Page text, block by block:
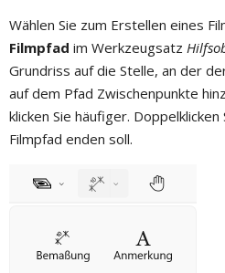
Wählen Sie zum Erstellen eines
Filmpfad im Werkzeugsatz
Grundriss auf die Stelle, an der
auf dem Pfad Zwischenpunkte
klicken Sie häufiger.
Filmpfad enden soll.